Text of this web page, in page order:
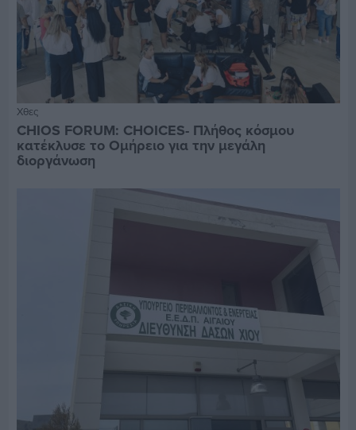
Χθες
CHIOS FORUM: CHOICES- Πλήθος κόσμου
κατέκλυσε το Ομήρειο για την μεγάλη
διοργάνωση